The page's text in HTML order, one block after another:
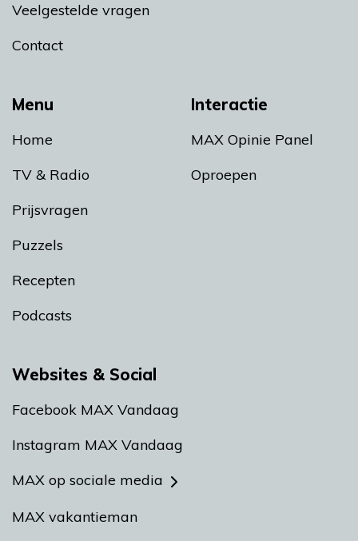
Menu
Home
TV & Radio
Prijsvragen
Puzzels
Recepten
Podcasts
Interactie
MAX Opinie Panel
Oproepen
Veelgestelde vragen
Contact
Websites & Social
Facebook MAX Vandaag
Instagram MAX Vandaag
MAX op sociale media
MAX vakantieman